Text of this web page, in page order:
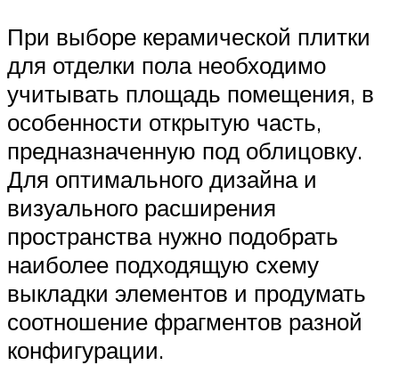
При выборе керамической плитки
для отделки пола необходимо
учитывать площадь помещения, в
особенности открытую часть,
предназначенную под облицовку.
Для оптимального дизайна и
визуального расширения
пространства нужно подобрать
наиболее подходящую схему
выкладки элементов и продумать
соотношение фрагментов разной
конфигурации.